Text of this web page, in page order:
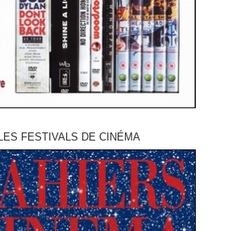
LES FESTIVALS DE CINÉMA